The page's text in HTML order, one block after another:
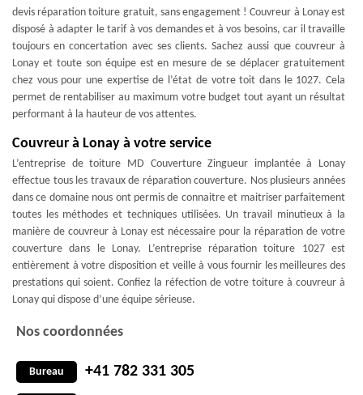
devis réparation toiture gratuit, sans engagement ! Couvreur à Lonay est
disposé à adapter le tarif à vos demandes et à vos besoins, car il travaille
toujours en concertation avec ses clients. Sachez aussi que couvreur à
Lonay et toute son équipe est en mesure de se déplacer gratuitement
chez vous pour une expertise de l’état de votre toit dans le 1027. Cela
permet de rentabiliser au maximum votre budget tout ayant un résultat
performant à la hauteur de vos attentes.
Couvreur à Lonay à votre service
L’entreprise de toiture MD Couverture Zingueur implantée à Lonay
effectue tous les travaux de réparation couverture. Nos plusieurs années
dans ce domaine nous ont permis de connaitre et maitriser parfaitement
toutes les méthodes et techniques utilisées. Un travail minutieux à la
manière de couvreur à Lonay est nécessaire pour la réparation de votre
couverture dans le Lonay. L’entreprise réparation toiture 1027 est
entièrement à votre disposition et veille à vous fournir les meilleures des
prestations qui soient. Confiez la réfection de votre toiture à couvreur à
Lonay qui dispose d’une équipe sérieuse.
Nos coordonnées
Bureau +41 782 331 305